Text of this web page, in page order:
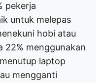
pekerja
untuk melepas
hobi atau
22% menggunakan
laptop
mengganti